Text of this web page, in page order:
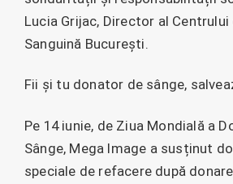
Lucia Grijac, Director al
Sanguină București.
Fii și tu donator de sânge,
Pe 14 iunie, de Ziua Mondială a
Sânge, Mega Image a susținut
speciale de refacere după